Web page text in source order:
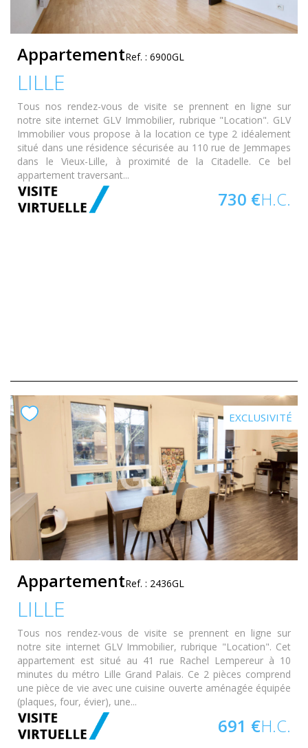
AppartementRef. : 6900GL
LILLE
Tous nos rendez-vous de visite se prennent en ligne sur
notre site internet GLV Immobilier, rubrique "Location". GLV
Immobilier vous propose à la location ce type 2 idéalement
situé dans une résidence sécurisée au 110 rue de Jemmapes
dans le Vieux-Lille, à proximité de la Citadelle. Ce bel
appartement traversant...
730 €H.C.
EXCLUSIVITÉ
AppartementRef. : 2436GL
LILLE
Tous nos rendez-vous de visite se prennent en ligne sur
notre site internet GLV Immobilier, rubrique "Location". Cet
appartement est situé au 41 rue Rachel Lempereur à 10
minutes du métro Lille Grand Palais. Ce 2 pièces comprend
une pièce de vie avec une cuisine ouverte aménagée équipée
(plaques, four, évier), une...
691 €H.C.